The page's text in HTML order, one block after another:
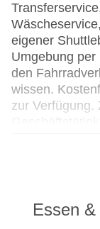
eigener
Umgebung
den
wissen.
zur Verfügung.
Check-out
Essen